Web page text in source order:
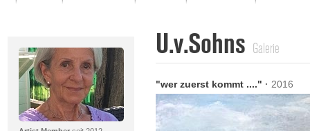
Der letzte Monat im Fokus
Alle Fokus-Werke
Fokus-Werke
Neue Werke – Auswahl
Alle neuen Werke
U.v.Sohns Galerie
"wer zuerst kommt ...." · 2016